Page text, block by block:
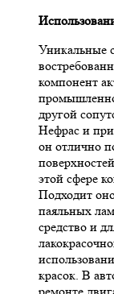
Уникальные
компонент
другой
Нефрас и при
он отлично
этой сфере
Подходит
паяльных
средство и
красок. В
ремонте